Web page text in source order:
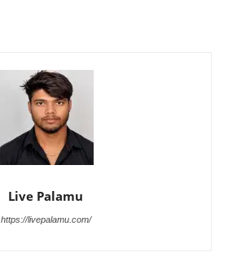
Live Palamu
https://livepalamu.com/